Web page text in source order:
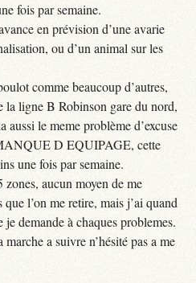
fois par semaine.
en prévision d’une avarie
ou d’un animal sur les
comme beaucoup d’autres,
la ligne B Robinson gare du nord,
aussi le meme problème d’excuse
D EQUIPAGE, cette
une fois par semaine.
zones, aucun moyen de me
l’on me retire, mais j’ai quand
demande à chaques problemes.
a suivre n’hésité pas a me